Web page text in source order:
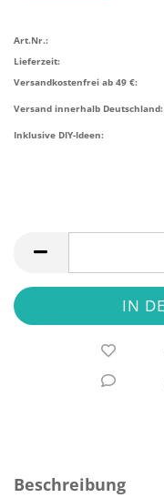
Art.Nr.:
Lieferzeit:
Versandkostenfrei ab 49 €:
Versand innerhalb Deutschland:
Inklusive DIY-Ideen:
Beschreibung